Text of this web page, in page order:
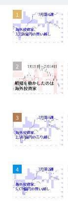
1
2
3
4